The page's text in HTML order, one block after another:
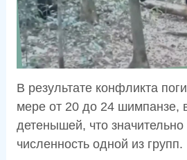
В результате конфликта
мере от 20 до 24 шимпанзе,
детенышей, что значительно
численность одной из групп.